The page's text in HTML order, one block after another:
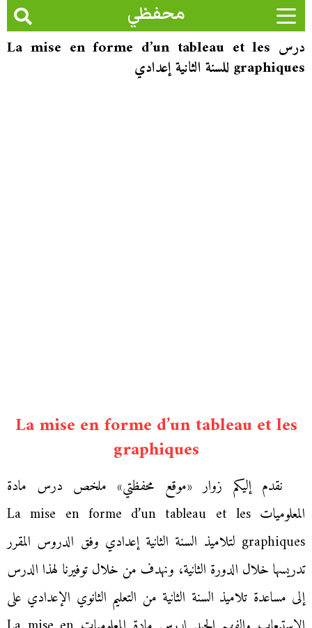
محفظي
درس La mise en forme d’un tableau et les
graphiques للسنة الثانية إعدادي
La mise en forme d’un tableau et les
graphiques
نقدم إليكم زوار «موقع محفظتي» ملخص درس مادة
المعلوميات La mise en forme d’un tableau et les
graphiques لتلاميذ السنة الثانية إعدادي وفق الدروس المقرر
تدريسها خلال الدورة الثانية، ونهدف من خلال توفيرنا لهذا الدرس
إلى مساعدة تلاميذ السنة الثانية من التعليم الثانوي الإعدادي على